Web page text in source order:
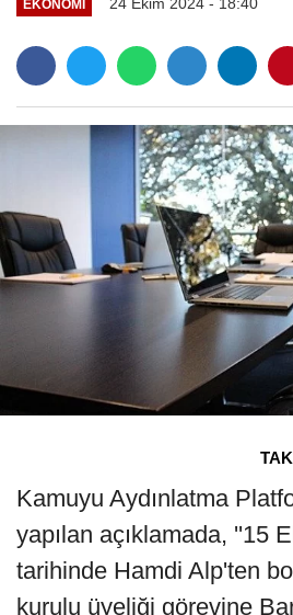
EKONOMI
Kamuyu Aydınlatma
yapılan açıklamada, ''15
tarihinde Hamdi Alp'ten
kurulu üyeliği görevine